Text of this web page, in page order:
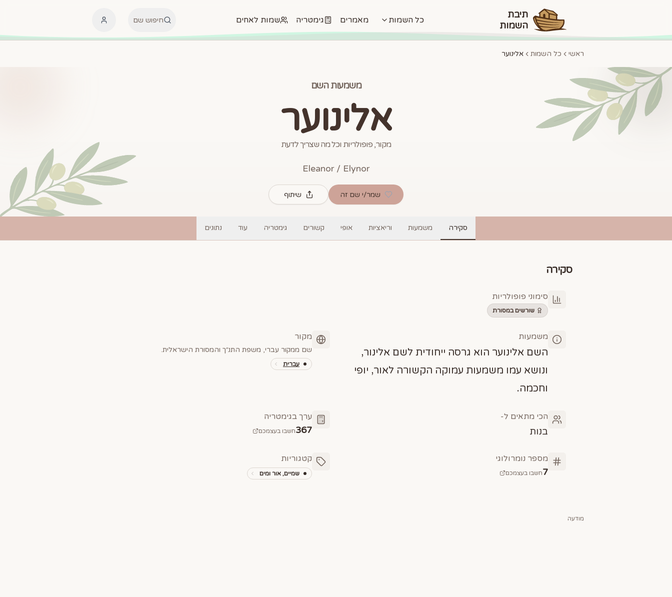
תיבת
השמות
כל השמות מאמרים גימטריה שמות לאחים חיפוש שם
ראשי כל השמות אלינוער
משמעות השם
אלינוער
מקור, פופולריות וכל מה שצריך לדעת
Eleanor / Elynor
שמר/י שם זה שיתוף
סקירה משמעות וריאציות אופי קשורים גימטריה עוד נתונים
סקירה
סימוני פופולריות
שורשים במסורת
משמעות
השם אלינוער הוא גרסה ייחודית לשם אלינור,
ונושא עמו משמעות עמוקה הקשורה לאור, יופי
וחכמה.
מקור
שם ממקור עברי, משפת התנ״ך והמסורת הישראלית.
עברית
הכי מתאים ל-
בנות
ערך בגימטריה
367חשבו בעצמכם
מספר נומרולוגי
7חשבו בעצמכם
קטגוריות
שמיים, אור ומים
מודעה